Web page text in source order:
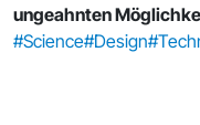
ungeahnten
#Science#Design